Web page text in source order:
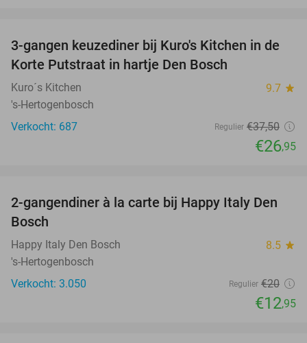
28%
3-gangen keuzediner bij Kuro's Kitchen in de
Korte Putstraat in hartje Den Bosch
Kuro´s Kitchen 9.7 star
's-Hertogenbosch
Verkocht: 687
Regulier €37,50
€26,95
35%
2-gangendiner à la carte bij Happy Italy Den
Bosch
Happy Italy Den Bosch 8.5 star
's-Hertogenbosch
Verkocht: 3.050
Regulier €20
€12,95